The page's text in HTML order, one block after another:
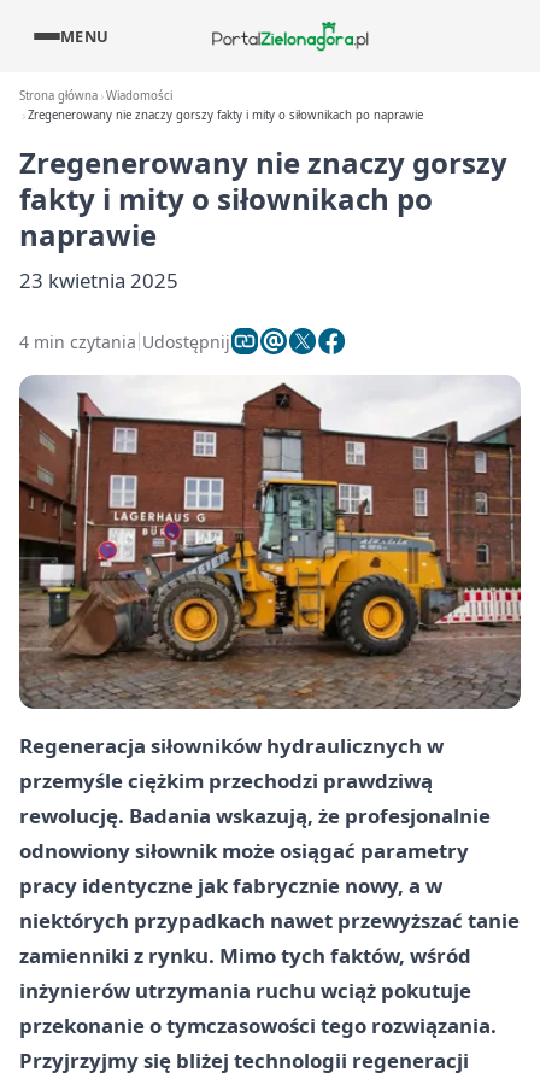
MENU
Strona główna Wiadomości
Zregenerowany nie znaczy gorszy fakty i mity o siłownikach po naprawie
Zregenerowany nie znaczy gorszy
fakty i mity o siłownikach po
naprawie
23 kwietnia 2025
4 min czytania Udostępnij
Regeneracja siłowników hydraulicznych w
przemyśle ciężkim przechodzi prawdziwą
rewolucję. Badania wskazują, że profesjonalnie
odnowiony siłownik może osiągać parametry
pracy identyczne jak fabrycznie nowy, a w
niektórych przypadkach nawet przewyższać tanie
zamienniki z rynku. Mimo tych faktów, wśród
inżynierów utrzymania ruchu wciąż pokutuje
przekonanie o tymczasowości tego rozwiązania.
Przyjrzyjmy się bliżej technologii regeneracji